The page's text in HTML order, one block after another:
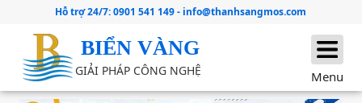
Hỗ trợ 24/7:0901 541 149- info@thanhsangmos.com
BIỂN VÀNG
GIẢI PHÁP CÔNG NGHỆ Menu